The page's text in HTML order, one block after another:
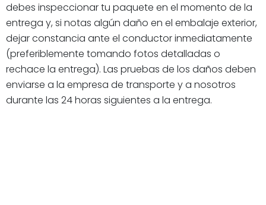
debes inspeccionar tu paquete en el momento de la
entrega y, si notas algún daño en el embalaje exterior,
dejar constancia ante el conductor inmediatamente
(preferiblemente tomando fotos detalladas o
rechace la entrega). Las pruebas de los daños deben
enviarse a la empresa de transporte y a nosotros
durante las 24 horas siguientes a la entrega.